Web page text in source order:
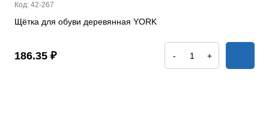
Код: 42-267
Щётка для обуви деревянная YORK
186.35 ₽ - +